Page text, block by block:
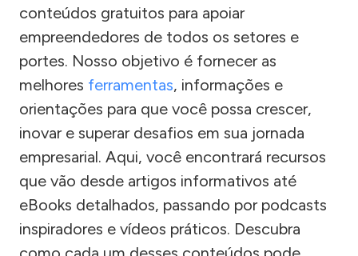
conteúdos gratuitos para apoiar
empreendedores de todos os setores e
portes. Nosso objetivo é fornecer as
melhores ferramentas, informações e
orientações para que você possa crescer,
inovar e superar desafios em sua jornada
empresarial. Aqui, você encontrará recursos
que vão desde artigos informativos até
eBooks detalhados, passando por podcasts
inspiradores e vídeos práticos. Descubra